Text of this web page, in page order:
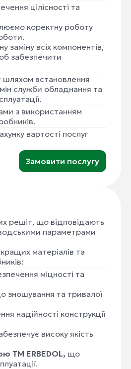
цілісності та
коректну роботу
заміну всіх компонентів,
забезпечити
шляхом встановлення
служби обладнання та
з використанням
вартості послуг
Замовити послугу
решіт, що відповідають
параметрами
матеріалів та
міцності та
зношування та тривалої
надійності конструкції
високу якість
ТМ ERBEDOL, що